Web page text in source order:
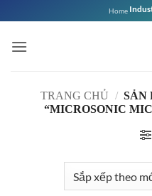
qua
nội
Home
TRANG CHỦ / SẢN
“MICROSONIC